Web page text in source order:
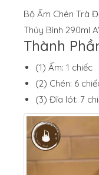
Bộ Ấm Chén Trà
Thủy Bình 290ml
Thành
(1) Ấm: 1 chiếc
(2) Chén: 6
(3) Đĩa lót: 7